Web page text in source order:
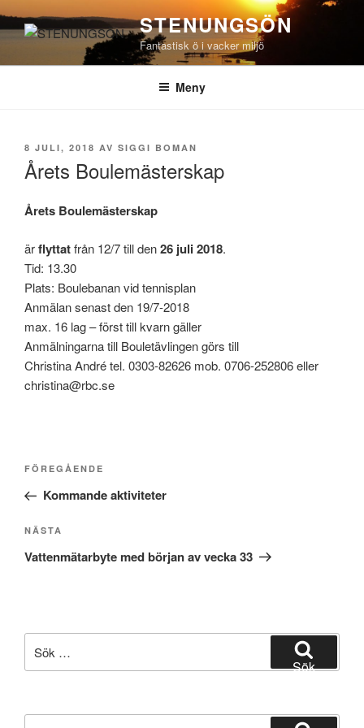
till
STENUNGSÖN
Fantastisk ö i vacker miljö
Meny
PUBLICERAT
8 JULI, 2018 AV SIGGI BOMAN
Årets Boulemästerskap
Årets Boulemästerskap
ärflyttatfrån 12/7 till den26 juli 2018.
Tid: 13.30
Plats: Boulebanan vid tennisplan
Anmälan senast den 19/7-2018
max. 16 lag – först till kvarn gäller
Anmälningarna till Bouletävlingen görs till
Christina André tel. 0303-82626 mob. 0706-252806 eller
christina@rbc.se
Inläggsnavigering
Föregående
inlägg
FÖREGÅENDE
Kommande aktiviteter
Nästa
inlägg
NÄSTA
Vattenmätarbyte med början av vecka 33
efter:
Sök